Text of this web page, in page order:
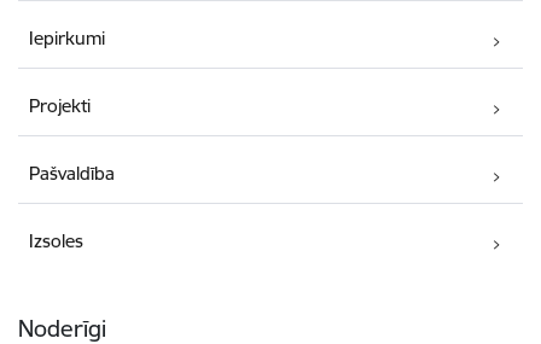
Iepirkumi
Projekti
Pašvaldība
Izsoles
Noderīgi